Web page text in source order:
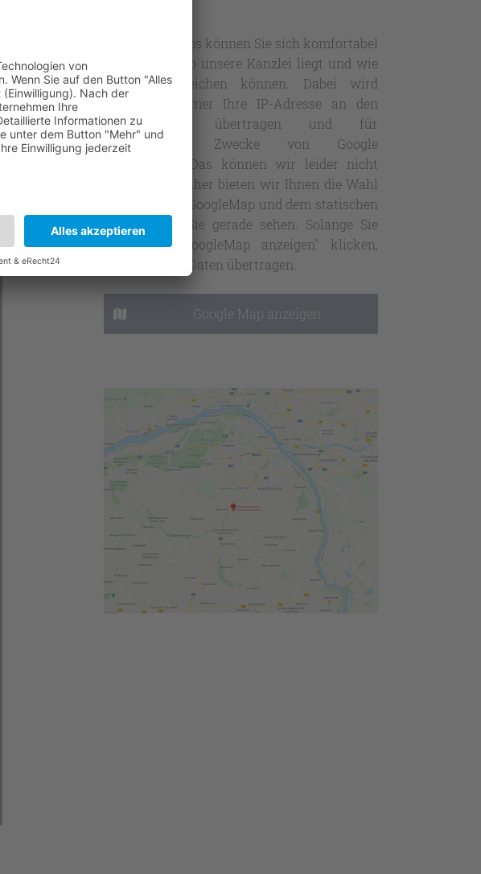
Mit GoogleMaps können Sie sich komfortabel
orientieren, wo unsere Kanzlei liegt und wie
Sie uns erreichen können. Dabei wird
allerdings immer Ihre IP-Adresse an den
Google-Server übertragen und für
kommerzielle Zwecke von Google
ausgewertet. Das können wir leider nicht
verhindern. Daher bieten wir Ihnen die Wahl
zwischen der GoogleMap und dem statischen
Bild an, das Sie gerade sehen. Solange Sie
nicht auf "GoogleMap anzeigen" klicken,
werden keine Daten übertragen.
Google Map anzeigen